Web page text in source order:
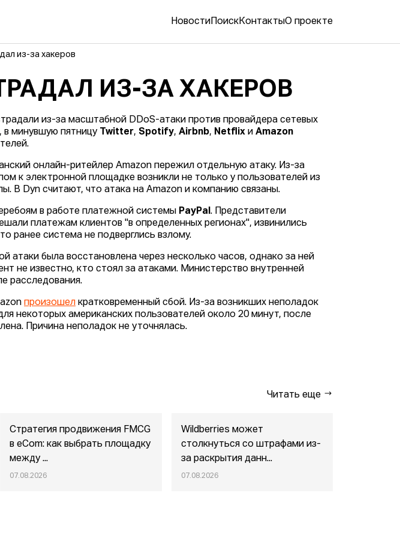
Новости ПоискКонтактыО проекте
из-за хакеров
ИЗ-ЗА ХАКЕРОВ
из-за масштабной DDoS-атаки против провайдера сетевых
, в минувшую пятницу Twitter, Spotify,Airbnb, Netflix иAmazon
онлайн-ритейлер Amazon пережил отдельную атаку. Из-за
к электронной площадке возникли не только у пользователей из
В Dyn считают, что атака на Amazon и компанию связаны.
в работе платежной системы PayPal. Представители
платежам клиентов "в определенных регионах", извинились
ранее система не подверглись взлому.
атаки была восстановлена через несколько часов, однако за ней
не известно, кто стоял за атаками. Министерство внутренней
расследования.
произошел кратковременный сбой. Из-за возникших неполадок
некоторых американских пользователей около 20 минут, после
Причина неполадок не уточнялась.
Читать еще
Стратегия продвижения FMCG
в eСom: как выбрать площадку
между ...
07.08.2026
Wildberries может
столкнуться со штрафами из-
за раскрытия данн...
07.08.2026